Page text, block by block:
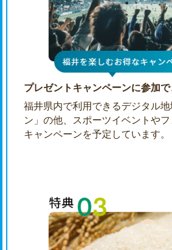
プレゼントキャンペーンに参加
福井県内で利用できるデジタル
ン」の他、スポーツイベントや
キャンペーンを予定しています。